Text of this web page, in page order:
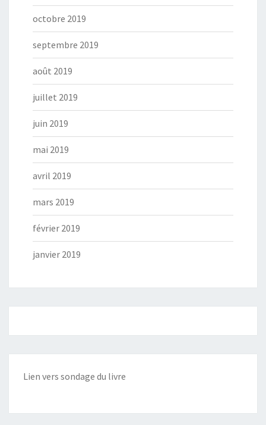
octobre 2019
septembre 2019
août 2019
juillet 2019
juin 2019
mai 2019
avril 2019
mars 2019
février 2019
janvier 2019
Lien vers sondage du livre